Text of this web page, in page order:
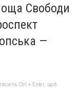
Свободи
—
Ctrl + Enter, щоб